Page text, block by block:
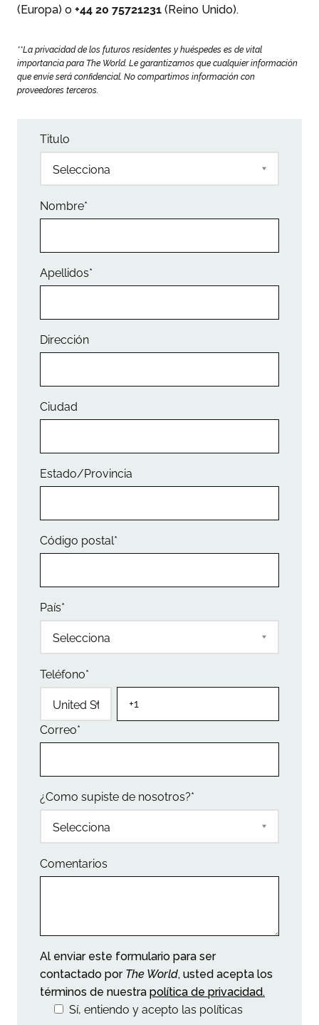
(Europa) o +44 20 75721231 (Reino Unido).
**La privacidad de los futuros residentes y huéspedes es de vital
importancia para The World. Le garantizamos que cualquier información
que envíe será confidencial. No compartimos información con
proveedores terceros.
Titulo
Nombre*
Apellidos*
Dirección
Ciudad
Estado/Provincia
Código postal*
País*
Teléfono*
Correo*
¿Como supiste de nosotros?*
Comentarios
Al enviar este formulario para ser
contactado por The World, usted acepta los
términos de nuestra política de privacidad.
Sí, entiendo y acepto las políticas